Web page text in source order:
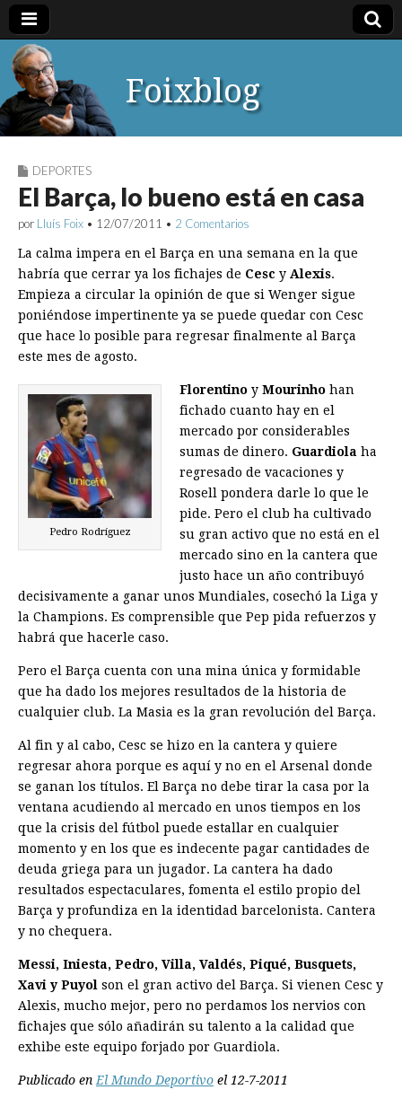
Foixblog
DEPORTES
El Barça, lo bueno está en casa
por Lluís Foix • 12/07/2011 • 2 Comentarios
La calma impera en el Barça en una semana en la que
habría que cerrar ya los fichajes de Cesc y Alexis.
Empieza a circular la opinión de que si Wenger sigue
poniéndose impertinente ya se puede quedar con Cesc
que hace lo posible para regresar finalmente al Barça
este mes de agosto.
Pedro Rodríguez
Florentino y Mourinho han
fichado cuanto hay en el
mercado por considerables
sumas de dinero. Guardiola ha
regresado de vacaciones y
Rosell pondera darle lo que le
pide. Pero el club ha cultivado
su gran activo que no está en el
mercado sino en la cantera que
justo hace un año contribuyó
decisivamente a ganar unos Mundiales, cosechó la Liga y
la Champions. Es comprensible que Pep pida refuerzos y
habrá que hacerle caso.
Pero el Barça cuenta con una mina única y formidable
que ha dado los mejores resultados de la historia de
cualquier club. La Masia es la gran revolución del Barça.
Al fin y al cabo, Cesc se hizo en la cantera y quiere
regresar ahora porque es aquí y no en el Arsenal donde
se ganan los títulos. El Barça no debe tirar la casa por la
ventana acudiendo al mercado en unos tiempos en los
que la crisis del fútbol puede estallar en cualquier
momento y en los que es indecente pagar cantidades de
deuda griega para un jugador. La cantera ha dado
resultados espectaculares, fomenta el estilo propio del
Barça y profundiza en la identidad barcelonista. Cantera
y no chequera.
Messi, Iniesta, Pedro, Villa, Valdés, Piqué, Busquets,
Xavi y Puyol son el gran activo del Barça. Si vienen Cesc y
Alexis, mucho mejor, pero no perdamos los nervios con
fichajes que sólo añadirán su talento a la calidad que
exhibe este equipo forjado por Guardiola.
Publicado en El Mundo Deportivo el 12-7-2011